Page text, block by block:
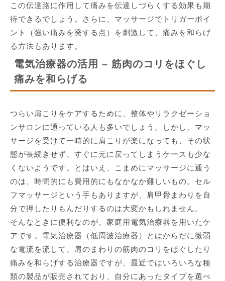
この伝達路に作用して痛みを伝達しづらくする効果も期
待できるでしょう。さらに、マッサージでトリガーポイ
ント（強い痛みを発する点）を刺激して、痛みを和らげ
る方法もあります。
電気治療器の活用 – 筋肉のコリをほぐし
痛みを和らげる
つらい肩こりをケアするために、整体やリラクゼーショ
ンサロンに通っている人も多いでしょう。しかし、マッ
サージを受けて一時的に肩こりが楽になっても、その状
態が長続きせず、すぐに元に戻ってしまうケースも少な
くないようです。とはいえ、こまめにマッサージに通う
のは、時間的にも費用的にもなかなか難しいもの。セル
フマッサージという手もありますが、肩甲骨まわりを自
分で押したりもんだりするのは大変かもしれません。
そんなときに便利なのが、家庭用電気治療器を用いたケ
アです。電気治療器（低周波治療器）とはからだに微弱
な電流を流して、肩のまわりの筋肉のコリをほぐしたり
痛みを和らげする治療器ですが、最近ではいろいろな種
類の製品が販売されており、自分にあったタイプを選べ